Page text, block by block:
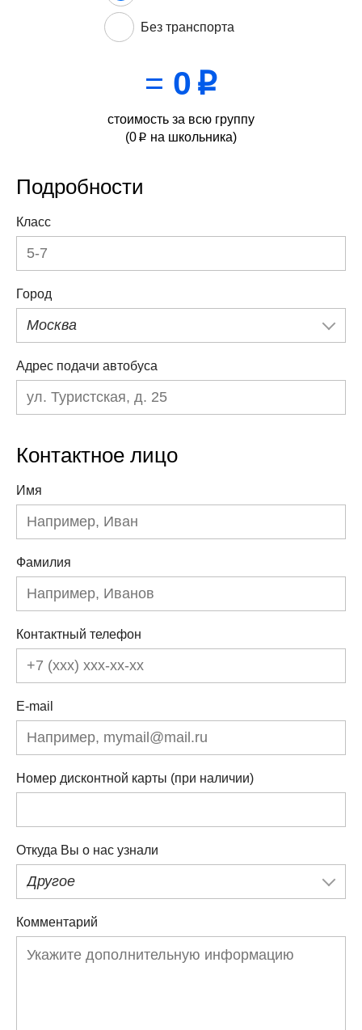
Без транспорта
= 0 p
стоимость за всю группу
(0 p на школьника)
Подробности
Класс
Город
Москва
Адрес подачи автобуса
Контактное лицо
Имя
Фамилия
Контактный телефон
E-mail
Номер дисконтной карты (при наличии)
Откуда Вы о нас узнали
Другое
Комментарий